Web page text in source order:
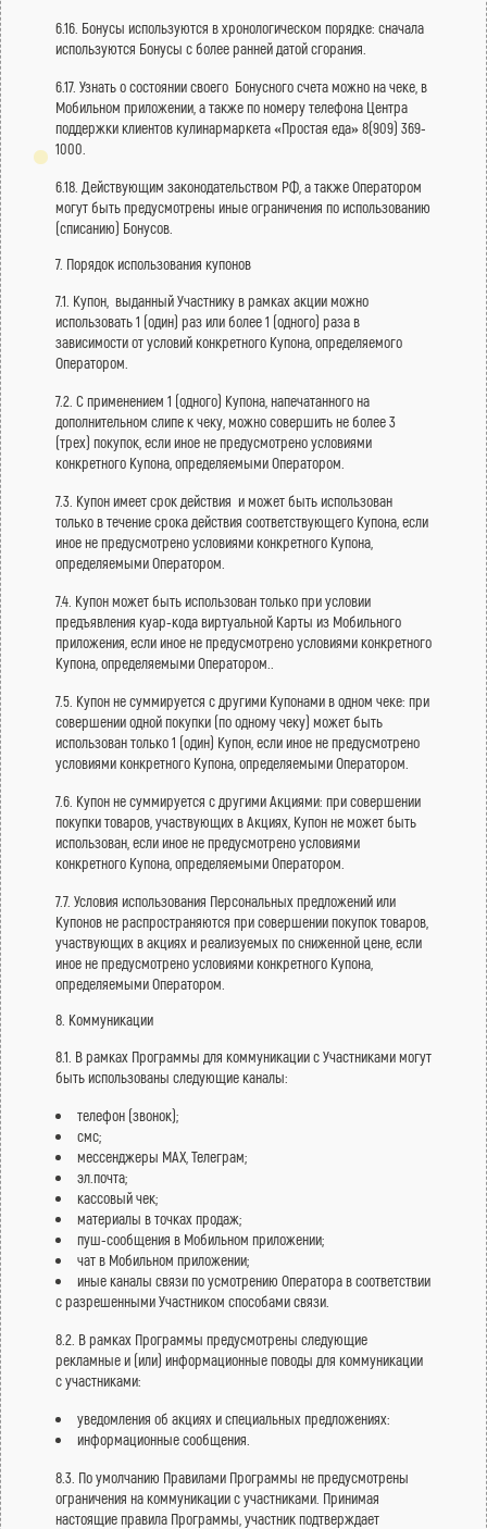
6.16. Бонусы используются в хронологическом порядке: сначала
используются Бонусы c более ранней датой сгорания.
6.17. Узнать о состоянии своего Бонусного счета можно на чеке, в
Мобильном приложении, а также по номеру телефона Центра
поддержки клиентов кулинармаркета «Простая еда» 8(909) 369-
1000.
6.18. Действующим законодательством РФ, а также Оператором
могут быть предусмотрены иные ограничения по использованию
(списанию) Бонусов.
7. Порядок использования купонов
7.1. Купон, выданный Участнику в рамках акции можно
использовать 1 (один) раз или более 1 (одного) раза в
зависимости от условий конкретного Купона, определяемого
Оператором.
7.2. С применением 1 (одного) Купона, напечатанного на
дополнительном слипе к чеку, можно совершить не более 3
(трех) покупок, если иное не предусмотрено условиями
конкретного Купона, определяемыми Оператором.
7.3. Купон имеет срок действия и может быть использован
только в течение срока действия соответствующего Купона, если
иное не предусмотрено условиями конкретного Купона,
определяемыми Оператором.
7.4. Купон может быть использован только при условии
предъявления куар-кода виртуальной Карты из Мобильного
приложения, если иное не предусмотрено условиями конкретного
Купона, определяемыми Оператором..
7.5. Купон не суммируется с другими Купонами в одном чеке: при
совершении одной покупки (по одному чеку) может быть
использован только 1 (один) Купон, если иное не предусмотрено
условиями конкретного Купона, определяемыми Оператором.
7.6. Купон не суммируется с другими Акциями: при совершении
покупки товаров, участвующих в Акциях, Купон не может быть
использован, если иное не предусмотрено условиями
конкретного Купона, определяемыми Оператором.
7.7. Условия использования Персональных предложений или
Купонов не распространяются при совершении покупок товаров,
участвующих в акциях и реализуемых по сниженной цене, если
иное не предусмотрено условиями конкретного Купона,
определяемыми Оператором.
8. Коммуникации
8.1. В рамках Программы для коммуникации с Участниками могут
быть использованы следующие каналы:
телефон (звонок);
смс;
мессенджеры МАХ, Телеграм;
эл.почта;
кассовый чек;
материалы в точках продаж;
пуш-сообщения в Мобильном приложении;
чат в Мобильном приложении;
иные каналы связи по усмотрению Оператора в соответствии
с разрешенными Участником способами связи.
8.2. В рамках Программы предусмотрены следующие
рекламные и (или) информационные поводы для коммуникации
с участниками:
уведомления об акциях и специальных предложениях:
информационные сообщения.
8.3. По умолчанию Правилами Программы не предусмотрены
ограничения на коммуникации с участниками. Принимая
настоящие правила Программы, участник подтверждает